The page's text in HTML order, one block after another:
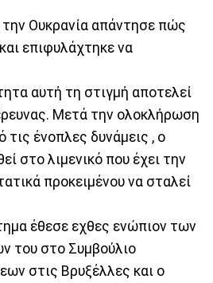
Ουκρανία απάντησε πώς
επιφυλάχτηκε να
αυτή τη στιγμή αποτελεί
Μετά την ολοκλήρωση
τις ένοπλες δυνάμεις , ο
στο λιμενικό που έχει την
προκειμένου να σταλεί
έθεσε εχθες ενώπιον των
του στο Συμβούλιο
στις Βρυξέλλες και ο